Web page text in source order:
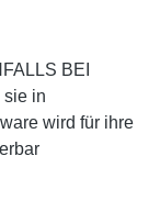
BEI
sie in
wird für ihre